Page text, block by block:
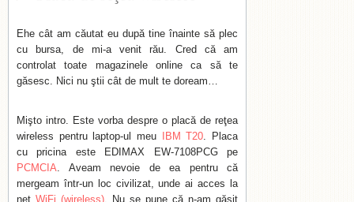
Ehe cât am căutat eu după tine înainte să plec
cu bursa, de mi-a venit rău. Cred că am
controlat toate magazinele online ca să te
găsesc. Nici nu ştii cât de mult te doream…
Mişto intro. Este vorba despre o placă de reţea
wireless pentru laptop-ul meu
IBM T20. Placa
cu pricina este EDIMAX EW-7108PCG pe
PCMCIA. Aveam nevoie de ea pentru că
mergeam într-un loc civilizat, unde ai acces la
net WiFi (wireless). Nu se pune că n-am găsit